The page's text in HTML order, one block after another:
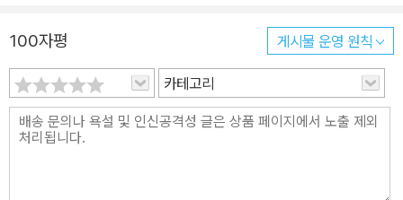
100자평 게시물 운영 원칙
카테고리